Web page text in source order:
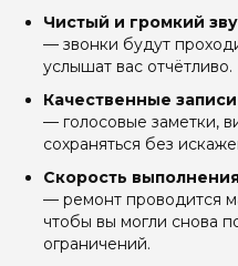
Чистый и громкий
— звонки будут
услышат вас отчётливо.
Качественные записи
— голосовые заметки,
сохраняться без
Скорость
— ремонт проводится
чтобы вы могли снова
ограничений.